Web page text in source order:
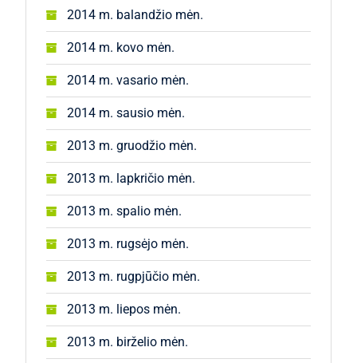
2014 m. balandžio mėn.
2014 m. kovo mėn.
2014 m. vasario mėn.
2014 m. sausio mėn.
2013 m. gruodžio mėn.
2013 m. lapkričio mėn.
2013 m. spalio mėn.
2013 m. rugsėjo mėn.
2013 m. rugpjūčio mėn.
2013 m. liepos mėn.
2013 m. birželio mėn.